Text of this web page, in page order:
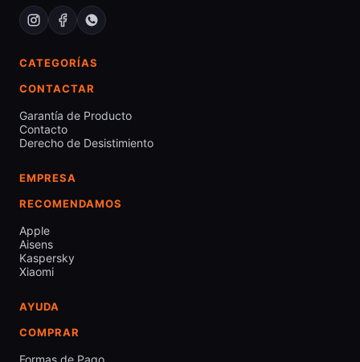
CATEGORÍAS
CONTACTAR
Garantía de Producto
Contacto
Derecho de Desistimiento
EMPRESA
RECOMENDAMOS
Apple
Aisens
Kaspersky
Xiaomi
AYUDA
COMPRAR
Formas de Pago